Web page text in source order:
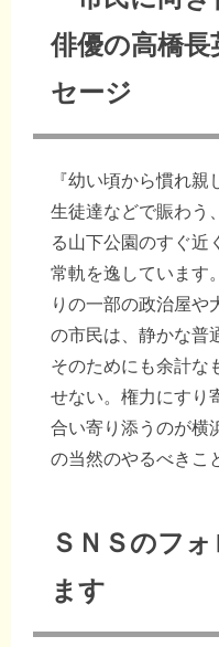
俳優の高橋
セージ
『幼い頃から慣れ
生徒達などで賑わう
る山下公園のすぐ近
常軌を逸しています
りの一部の政治屋や
の市民は、静かな普
そのためにも余計な
せない。権力にすり
合い寄り添うのが横
の当然のやるべきこ
ＳＮＳのフ
ます